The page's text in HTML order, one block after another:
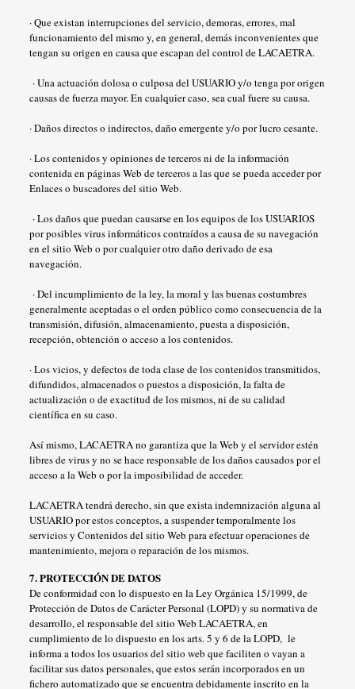
· Que existan interrupciones del servicio, demoras, errores, mal
funcionamiento del mismo y, en general, demás inconvenientes que
tengan su origen en causa que escapan del control de LACAETRA.
· Una actuación dolosa o culposa del USUARIO y/o tenga por origen
causas de fuerza mayor. En cualquier caso, sea cual fuere su causa.
· Daños directos o indirectos, daño emergente y/o por lucro cesante.
· Los contenidos y opiniones de terceros ni de la información
contenida en páginas Web de terceros a las que se pueda acceder por
Enlaces o buscadores del sitio Web.
· Los daños que puedan causarse en los equipos de los USUARIOS
por posibles virus informáticos contraídos a causa de su navegación
en el sitio Web o por cualquier otro daño derivado de esa
navegación.
· Del incumplimiento de la ley, la moral y las buenas costumbres
generalmente aceptadas o el orden público como consecuencia de la
transmisión, difusión, almacenamiento, puesta a disposición,
recepción, obtención o acceso a los contenidos.
· Los vicios, y defectos de toda clase de los contenidos transmitidos,
difundidos, almacenados o puestos a disposición, la falta de
actualización o de exactitud de los mismos, ni de su calidad
científica en su caso.
Así mismo, LACAETRA no garantiza que la Web y el servidor estén
libres de virus y no se hace responsable de los daños causados por el
acceso a la Web o por la imposibilidad de acceder.
LACAETRA tendrá derecho, sin que exista indemnización alguna al
USUARIO por estos conceptos, a suspender temporalmente los
servicios y Contenidos del sitio Web para efectuar operaciones de
mantenimiento, mejora o reparación de los mismos.
7. PROTECCIÓN DE DATOS
De conformidad con lo dispuesto en la Ley Orgánica 15/1999, de
Protección de Datos de Carácter Personal (LOPD) y su normativa de
desarrollo, el responsable del sitio Web LACAETRA, en
cumplimiento de lo dispuesto en los arts. 5 y 6 de la LOPD, le
informa a todos los usuarios del sitio web que faciliten o vayan a
facilitar sus datos personales, que estos serán incorporados en un
fichero automatizado que se encuentra debidamente inscrito en la